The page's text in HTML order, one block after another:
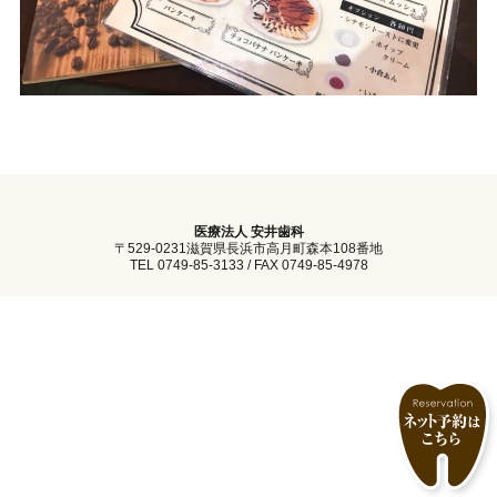
医療法人 安井歯科
〒529-0231滋賀県長浜市高月町森本108番地
TEL 0749-85-3133 / FAX 0749-85-4978